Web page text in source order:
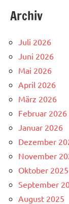
Archiv
Juli 2026
Juni 2026
Mai 2026
April 2026
März 2026
Februar 2026
Januar 2026
Dezember
November
Oktober 2025
September
August 2025